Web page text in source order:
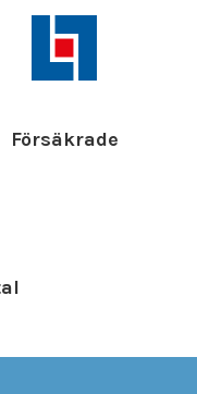
Försäkrade